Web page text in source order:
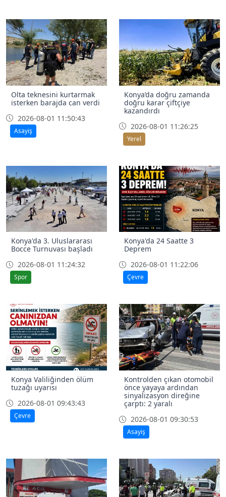
Olta teknesini kurtarmak
isterken barajda can verdi
2026-08-01 11:50:43
Asayiş
Konya’da doğru zamanda
doğru karar çiftçiye
kazandırdı
2026-08-01 11:26:25
Yerel
Konya'da 3. Uluslararası
Bocce Turnuvası başladı
2026-08-01 11:24:32
Spor
Konya'da 24 Saatte 3
Deprem
2026-08-01 11:22:06
Çevre
Konya Valiliğinden ölüm
tuzağı uyarısı
2026-08-01 09:43:43
Çevre
Kontrolden çıkan otomobil
önce yayaya ardından
sinyalizasyon direğine
çarptı: 2 yaralı
2026-08-01 09:30:53
Asayiş